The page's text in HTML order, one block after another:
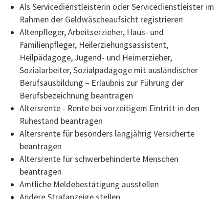
Als Servicedienstleisterin oder Servicedienstleister im
Rahmen der Geldwäscheaufsicht registrieren
Altenpfleger, Arbeitserzieher, Haus- und
Familienpfleger, Heilerziehungsassistent,
Heilpädagoge, Jugend- und Heimerzieher,
Sozialarbeiter, Sozialpädagoge mit ausländischer
Berufsausbildung – Erlaubnis zur Führung der
Berufsbezeichnung beantragen
Altersrente - Rente bei vorzeitigem Eintritt in den
Ruhestand beantragen
Altersrente für besonders langjährig Versicherte
beantragen
Altersrente für schwerbehinderte Menschen
beantragen
Amtliche Meldebestätigung ausstellen
Andere Strafanzeige stellen